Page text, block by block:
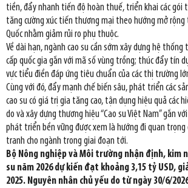
tiền, đẩy nhanh tiến độ hoàn thuế, triển khai các gói
tăng cường xúc tiến thương mại theo hướng mở rộng
Quốc nhằm giảm rủi ro phụ thuộc.
Về dài hạn, ngành cao su cần sớm xây dựng hệ
cấp quốc gia gắn với mã số vùng trồng; thúc đẩy tín
vực tiểu điền đáp ứng tiêu chuẩn của các thị trường
Cùng với đó, đẩy mạnh chế biến sâu, phát triển các
cao su có giá trị gia tăng cao, tận dụng hiệu quả các
do và xây dựng thương hiệu “Cao su Việt Nam” gắn
phát triển bền vững được xem là hướng đi quan trọng
tranh cho ngành trong giai đoạn tới.
Bộ Nông nghiệp và Môi trường nhận định, kim
su năm 2026 dự kiến đạt khoảng 3,15 tỷ USD,
2025. Nguyên nhân chủ yếu do từ ngày 30/6/